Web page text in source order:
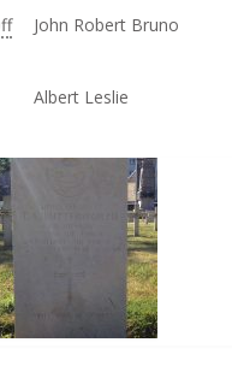
John Robert Bruno
Albert Leslie